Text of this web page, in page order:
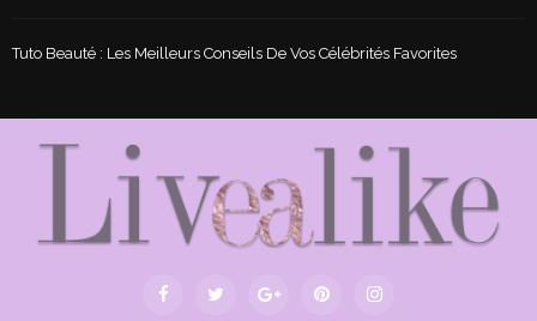
Tuto Beauté : Les Meilleurs Conseils De Vos Célébrités Favorites